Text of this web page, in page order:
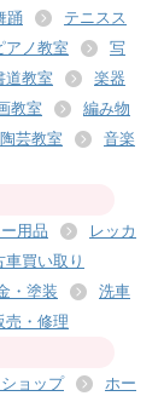
踊
テニスス
アノ教室
写
道教室
楽器
教室
編み物
陶芸教室
音楽
用品
レッカ
車買い取り
・塗装
洗車
売・修理
ョップ
ホー